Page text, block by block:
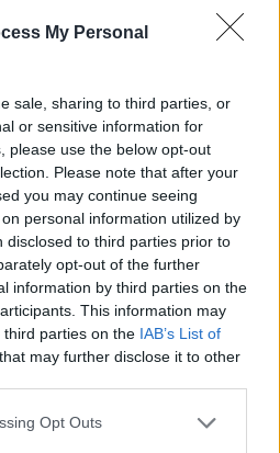
My Personal
sale, sharing to third parties, or
or sensitive information for
please use the below opt-out
Please note that after your
you may continue seeing
personal information utilized by
disclosed to third parties prior to
opt-out of the further
information by third parties on the
This information may
parties on the IAB’s List of
that may further disclose it to other
Opt Outs
«επόμενο»
1931 και πυξίδα το μέλλον, η
χρόνια της και παρουσίασε το